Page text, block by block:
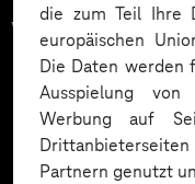
die zum Teil Ihre
europäischen
Die Daten werden
Ausspielung
Werbung auf
Partnern genutzt
vertrauen
Expertise.